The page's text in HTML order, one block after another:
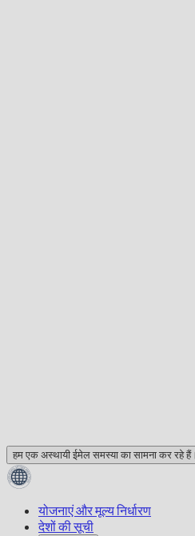
हम एक अस्थायी ईमेल समस्या का सामना कर रहे
योजनाएं और मूल्य निर्धारण
देशों की सूची